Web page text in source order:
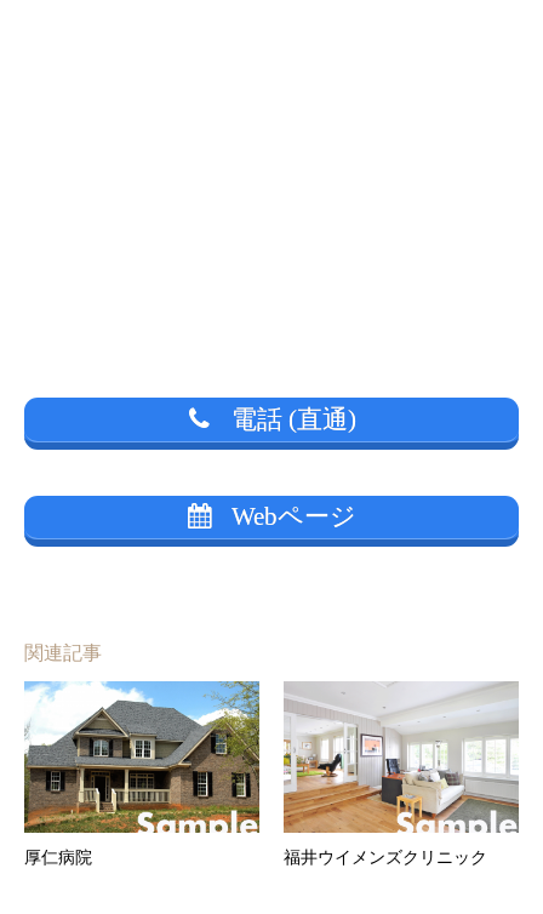
電話 (直通)
Webページ
関連記事
厚仁病院 福井ウイメンズクリニック